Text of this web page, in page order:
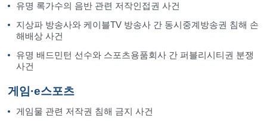
유명 록가수의 음반 관련 저작인접권 사건
지상파 방송사와 케이블TV 방송사 간 동시중계방송권 침해 손
해배상 사건
유명 배드민턴 선수와 스포츠용품회사 간 퍼블리시티권 분쟁
사건
게임·e스포츠
게임물 관련 저작권 침해 금지 사건